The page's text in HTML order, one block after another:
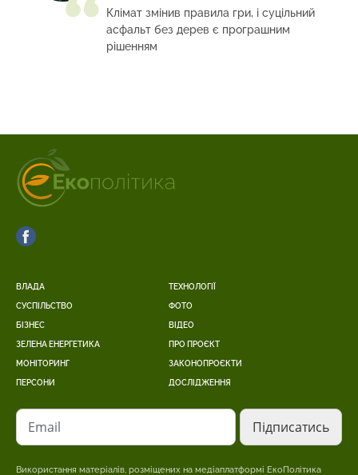
Клімат змінив правила гри, і суцільний
асфальт без дерев є програшним
рішенням
ВЛАДА
СУСПІЛЬСТВО
БІЗНЕС
ЗЕЛЕНА ЕНЕРГЕТИКА
МОНІТОРИНГ
ПЕРСОНИ
ТЕХНОЛОГІЇ
ФОТО
ВІДЕО
ПРО ПРОЄКТ
ЗАКОНОПРОЄКТИ
ДОСЛІДЖЕННЯ
Email
Використання матеріалів, розміщених на медіаплатформі ЕкоПолітика